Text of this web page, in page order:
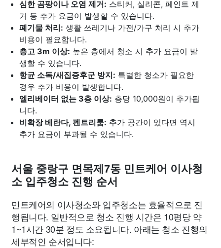
심한 곰팡이나 오염 제거: 스티커, 실리콘, 페인트 제
거 등 추가 요금이 발생할 수 있습니다.
폐기물 처리: 생활 쓰레기나 가전/가구 처리 시 추가
비용이 필요합니다.
층고 3m 이상: 높은 층에서 청소 시 추가 요금이 발
생할 수 있습니다.
항균 소독/새집증후군 방지: 특별한 청소가 필요한
경우 추가 비용이 발생합니다.
엘리베이터 없는 3층 이상: 층당 10,000원이 추가됩
니다.
비확장 베란다, 펜트리룸: 추가 공간이 있다면 역시
추가 요금이 부과될 수 있습니다.
서울 중랑구 면목제7동 민트케어 이사청
소 입주청소 진행 순서
민트케어의 이사청소와 입주청소는 효율적으로 진
행됩니다. 일반적으로 청소 진행 시간은 10평당 약
1~1시간 30분 정도 소요됩니다. 아래는 청소 진행의
세부적인 순서입니다: